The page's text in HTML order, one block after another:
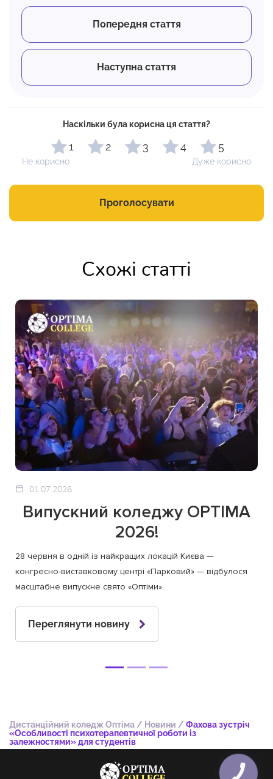
Попередня стаття
Наступна стаття
Наскільки була корисна ця стаття?
1 2 3 4 5
Не корисно Дуже корисно
Проголосувати
Схожі статті
01.07.2026
Випускний коледжу OPTIMA
2026!
28 червня в одній із найкращих локацій Києва —
конгресно-виставковому центрі «Парковий» — відбулося
масштабне випускне свято «Оптіми».
Переглянути новину
Дистанційний коледж Оптіма / Новини / Фахова зустріч
«Особливості психотерапевтичної роботи із
залежностями» для студентів
КНОПКА
ЗВ'ЯЗКУ